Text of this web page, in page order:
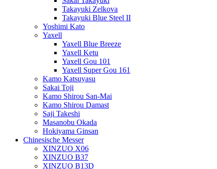
Takayuki Zelkova
Takayuki Blue Steel II
Yoshimi Kato
Yaxell
Yaxell Blue Breeze
Yaxell Ketu
Yaxell Gou 101
Yaxell Super Gou 161
Kamo Katsuyasu
Sakai Toji
Kamo Shirou San-Mai
Kamo Shirou Damast
Saji Takeshi
Masanobu Okada
Hokiyama Ginsan
Chinesische Messer
XINZUO X06
XINZUO B37
XINZUO B13D